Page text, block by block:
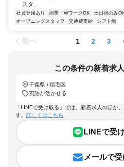
スタ...
社員登用あり 副業・WワークOK 土日祝のみ
オープニングスタッフ
交通費支給 シフト制
前へ 1 2 3
この条件の新着求
千葉県 / 稲毛区
英語が活かせる
「LINEで受け取る」では、新着求人のほか
す。 詳しくはこちら
LINEで受
メールで